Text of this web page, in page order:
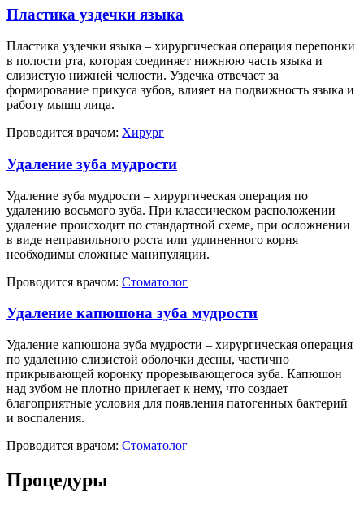
Пластика уздечки языка
Пластика уздечки языка – хирургическая операция перепонки
в полости рта, которая соединяет нижнюю часть языка и
слизистую нижней челюсти. Уздечка отвечает за
формирование прикуса зубов, влияет на подвижность языка и
работу мышц лица.
Проводится врачом: Хирург
Удаление зуба мудрости
Удаление зуба мудрости – хирургическая операция по
удалению восьмого зуба. При классическом расположении
удаление происходит по стандартной схеме, при осложнении
в виде неправильного роста или удлиненного корня
необходимы сложные манипуляции.
Проводится врачом: Стоматолог
Удаление капюшона зуба мудрости
Удаление капюшона зуба мудрости – хирургическая операция
по удалению слизистой оболочки десны, частично
прикрывающей коронку прорезывающегося зуба. Капюшон
над зубом не плотно прилегает к нему, что создает
благоприятные условия для появления патогенных бактерий
и воспаления.
Проводится врачом: Стоматолог
Процедуры